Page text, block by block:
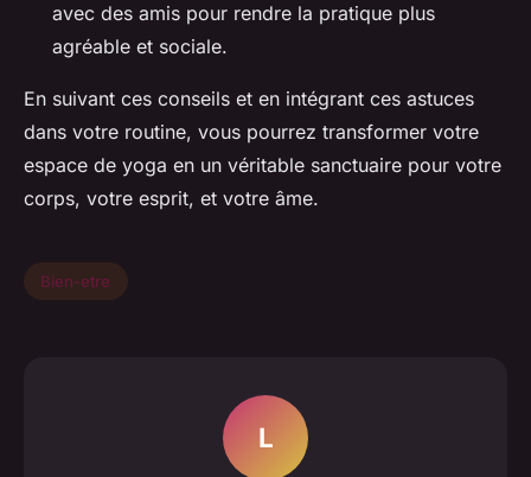
avec des amis pour rendre la pratique plus
agréable et sociale.
En suivant ces conseils et en intégrant ces astuces
dans votre routine, vous pourrez transformer votre
espace de yoga en un véritable sanctuaire pour votre
corps, votre esprit, et votre âme.
Bien-etre
L